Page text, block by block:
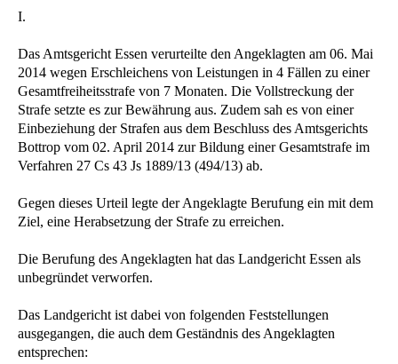
I.
Das Amtsgericht Essen verurteilte den Angeklagten am 06. Mai
2014 wegen Erschleichens von Leistungen in 4 Fällen zu einer
Gesamtfreiheitsstrafe von 7 Monaten. Die Vollstreckung der
Strafe setzte es zur Bewährung aus. Zudem sah es von einer
Einbeziehung der Strafen aus dem Beschluss des Amtsgerichts
Bottrop vom 02. April 2014 zur Bildung einer Gesamtstrafe im
Verfahren 27 Cs 43 Js 1889/13 (494/13) ab.
Gegen dieses Urteil legte der Angeklagte Berufung ein mit dem
Ziel, eine Herabsetzung der Strafe zu erreichen.
Die Berufung des Angeklagten hat das Landgericht Essen als
unbegründet verworfen.
Das Landgericht ist dabei von folgenden Feststellungen
ausgegangen, die auch dem Geständnis des Angeklagten
entsprechen: